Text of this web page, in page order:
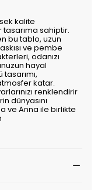
kalite
sahiptir.
bu tablo, uzun
ve pembe
odanızı
hayal
katar.
renklendirir
dünyasını
ve Anna ile birlikte